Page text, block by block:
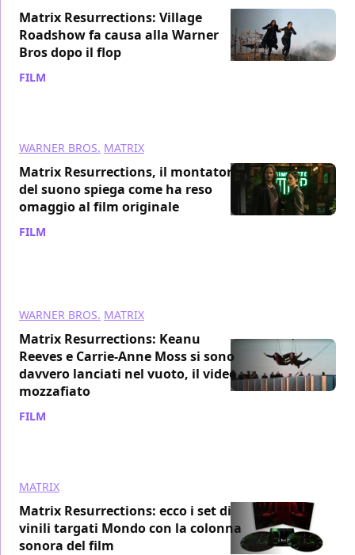
Matrix Resurrections: Village
Roadshow fa causa alla Warner
Bros dopo il flop
FILM
WARNER BROS. MATRIX
Matrix Resurrections, il montatore
del suono spiega come ha reso
omaggio al film originale
FILM
WARNER BROS. MATRIX
Matrix Resurrections: Keanu
Reeves e Carrie-Anne Moss si sono
davvero lanciati nel vuoto, il video
mozzafiato
FILM
MATRIX
Matrix Resurrections: ecco i set di
vinili targati Mondo con la colonna
sonora del film